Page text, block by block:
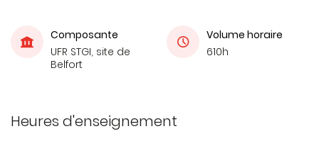
Composante
UFR STGI, site de
Belfort
Volume horaire
610h
Heures d'enseignement